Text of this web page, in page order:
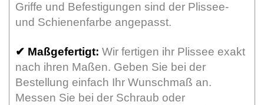
Griffe und Befestigungen sind der Plissee-
und Schienenfarbe angepasst.
✔ Maßgefertigt: Wir fertigen ihr Plissee exakt
nach ihren Maßen. Geben Sie bei der
Bestellung einfach Ihr Wunschmaß an.
Messen Sie bei der Schraub oder